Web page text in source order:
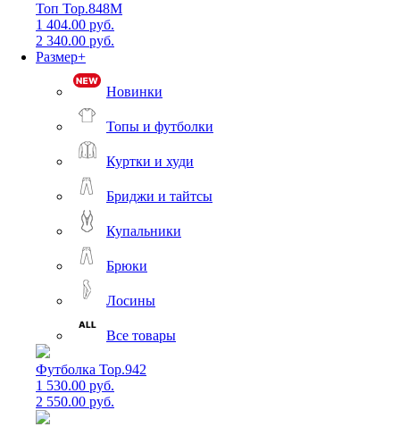
Топ Top.848M
1 404.00 руб.
2 340.00 руб.
Размер+
Новинки
Топы и футболки
Куртки и худи
Бриджи и тайтсы
Купальники
Брюки
Лосины
Все товары
Футболка Top.942
1 530.00 руб.
2 550.00 руб.